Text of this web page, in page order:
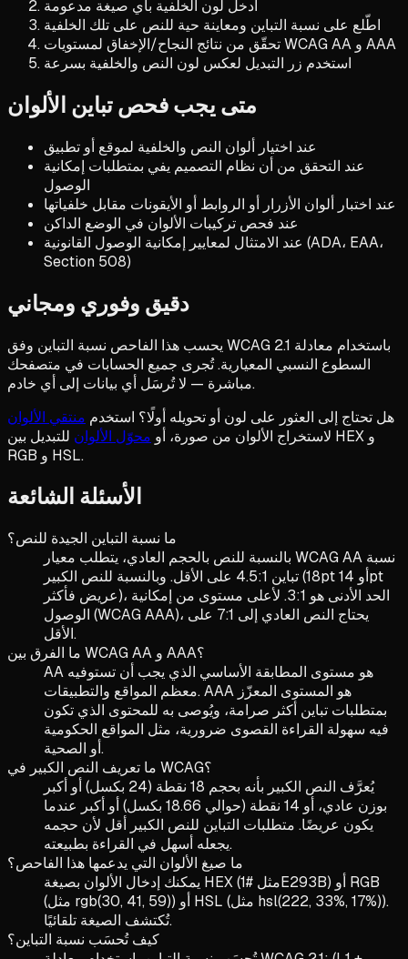
أدخل لون الخلفية بأي صيغة مدعومة
اطّلع على نسبة التباين ومعاينة حية للنص على تلك الخلفية
تحقّق من نتائج النجاح/الإخفاق لمستويات WCAG AA و AAA
استخدم زر التبديل لعكس لون النص والخلفية بسرعة
متى يجب فحص تباين الألوان
عند اختيار ألوان النص والخلفية لموقع أو تطبيق
عند التحقق من أن نظام التصميم يفي بمتطلبات إمكانية
الوصول
عند اختبار ألوان الأزرار أو الروابط أو الأيقونات مقابل خلفياتها
عند فحص تركيبات الألوان في الوضع الداكن
عند الامتثال لمعايير إمكانية الوصول القانونية (ADA، EAA،
Section 508)
دقيق وفوري ومجاني
يحسب هذا الفاحص نسبة التباين وفق WCAG 2.1 باستخدام معادلة
السطوع النسبي المعيارية. تُجرى جميع الحسابات في متصفحك
مباشرة — لا تُرسَل أي بيانات إلى أي خادم.
هل تحتاج إلى العثور على لون أو تحويله أولًا؟ استخدم منتقي الألوان
لاستخراج الألوان من صورة، أو محوّل الألوان للتبديل بين HEX و
RGB و HSL.
الأسئلة الشائعة
ما نسبة التباين الجيدة للنص؟
بالنسبة للنص بالحجم العادي، يتطلب معيار WCAG AA نسبة
تباين 4.5:1 على الأقل. وبالنسبة للنص الكبير (18pt أو 14pt
عريض فأكثر)، الحد الأدنى هو 3:1. لأعلى مستوى من إمكانية
الوصول (WCAG AAA)، يحتاج النص العادي إلى 7:1 على
الأقل.
ما الفرق بين WCAG AA و AAA؟
AA هو مستوى المطابقة الأساسي الذي يجب أن تستوفيه
معظم المواقع والتطبيقات. AAA هو المستوى المعزّز
بمتطلبات تباين أكثر صرامة، ويُوصى به للمحتوى الذي تكون
فيه سهولة القراءة القصوى ضرورية، مثل المواقع الحكومية
أو الصحية.
ما تعريف النص الكبير في WCAG؟
يُعرَّف النص الكبير بأنه بحجم 18 نقطة (24 بكسل) أو أكبر
بوزن عادي، أو 14 نقطة (حوالي 18.66 بكسل) أو أكبر عندما
يكون عريضًا. متطلبات التباين للنص الكبير أقل لأن حجمه
يجعله أسهل في القراءة بطبيعته.
ما صيغ الألوان التي يدعمها هذا الفاحص؟
يمكنك إدخال الألوان بصيغة HEX (مثل #1E293B) أو RGB
(مثل rgb(30, 41, 59)) أو HSL (مثل hsl(222, 33%, 17%)).
تُكتشف الصيغة تلقائيًا.
كيف تُحسَب نسبة التباين؟